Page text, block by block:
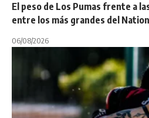
El peso de Los Pumas frente a
entre los más grandes del
06/08/2026